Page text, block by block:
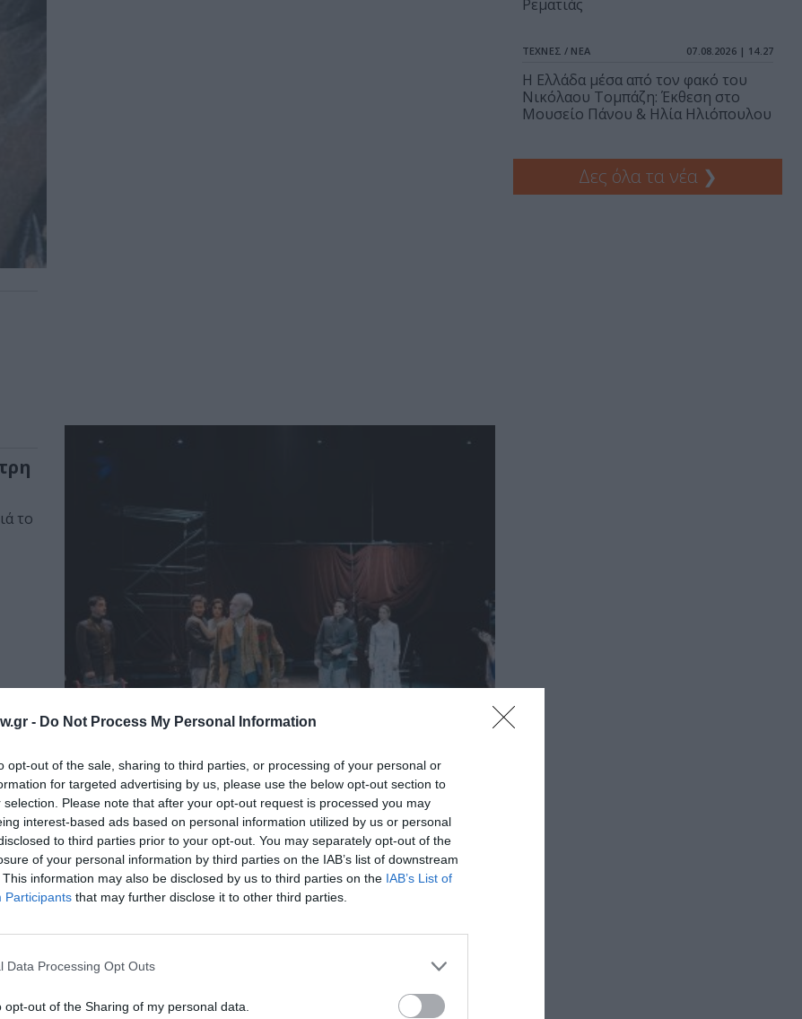
- Do Not Process My Personal Information
opt-out of the sale, sharing to third parties, or processing of your personal or
for targeted advertising by us, please use the below opt-out section to
selection. Please note that after your opt-out request is processed you may
interest-based ads based on personal information utilized by us or personal
to third parties prior to your opt-out. You may separately opt-out of the
of your personal information by third parties on the IAB’s list of downstream
information may also be disclosed by us to third parties on the IAB’s List of
Participants that may further disclose it to other third parties.
Data Processing Opt Outs
opt-out of the Sharing of my personal data.
το
ΘΕΑΤΡΟ - ΧΟΡΟΣ / ΝΕΑ
Το Εθνικό Θέατρο υποδέχεται τον
«Μαρίκα Κοτοπούλη» στο Θέατρο...
Ρεματιάς
ΤΕΧΝΕΣ / ΝΕΑ 07.08.2026 | 14.27
Η Ελλάδα μέσα από τον φακό του
Νικόλαου Τομπάζη: Έκθεση στο
Μουσείο Πάνου & Ηλία Ηλιόπουλου
Δες όλα τα νέα ❯